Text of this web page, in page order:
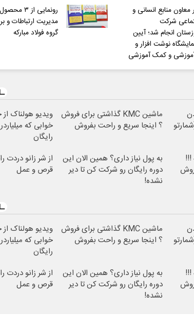
منابع انسانی و
شرکت
انجام شد؛ آیین
نوشت افزار و
و کمک آموزشی
رونمایی از
مدیریت ارتباطات و
گروه فولاد مبارکه
ماشین KMC گذاشتی برای فروش
؟ اینجا سریع و راحت بفروش
ویدیو هولناک
خوابی که
رایگان
شده !!!
به پول نیاز داری؟ همین الان این
دوره رایگان رو شرکت کن تا دیر
نشده!
از شر زانو
قرص و عمل
ماشین KMC گذاشتی برای فروش
؟ اینجا سریع و راحت بفروش
ویدیو هولناک
خوابی که
رایگان
شده !!!
به پول نیاز داری؟ همین الان این
دوره رایگان رو شرکت کن تا دیر
نشده!
از شر زانو
قرص و عمل